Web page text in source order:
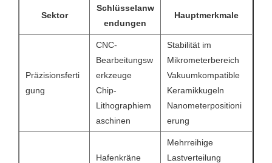
Sektor
Schlüsselanw
endungen
Hauptmerkmale
Präzisionsferti
gung
CNC-
Bearbeitungsw
erkzeuge
Chip-
Lithographiem
aschinen
Stabilität im
Mikrometerbereich
Vakuumkompatible
Keramikkugeln
Nanometerpositioni
erung
Hafenkräne
Mehrreihige
Lastverteilung